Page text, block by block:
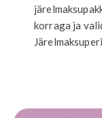
korraga ja